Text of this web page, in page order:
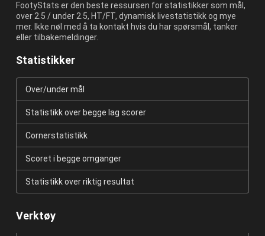
FootyStats er den beste ressursen for statistikker som mål,
over 2.5 / under 2.5, HT/FT, dynamisk livestatistikk og mye
mer. Ikke nøl med å ta kontakt hvis du har spørsmål, tanker
eller tilbakemeldinger.
Statistikker
Over/under mål
Statistikk over begge lag scorer
Cornerstatistikk
Scoret i begge omganger
Statistikk over riktig resultat
Verktøy